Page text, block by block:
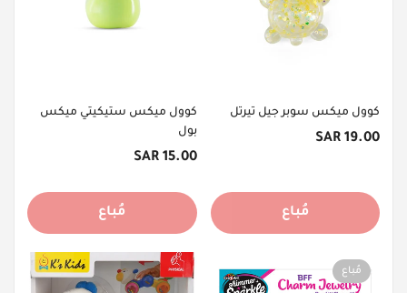
كوول ميكس سوبر جيل تيرتل
السعر
19.00 SAR
مُباع
كوول ميكس ستيكيتي ميكس
بول
السعر
15.00 SAR
مُباع
مُباع